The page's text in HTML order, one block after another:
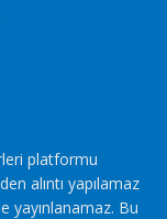
platformu
alıntı yapılamaz
yayınlanamaz. Bu